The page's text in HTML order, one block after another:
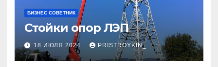
БИЗНЕС СОВЕТНИК
Стойки опор ЛЭП
18 ИЮЛЯ 2024 PRISTROYKIN_